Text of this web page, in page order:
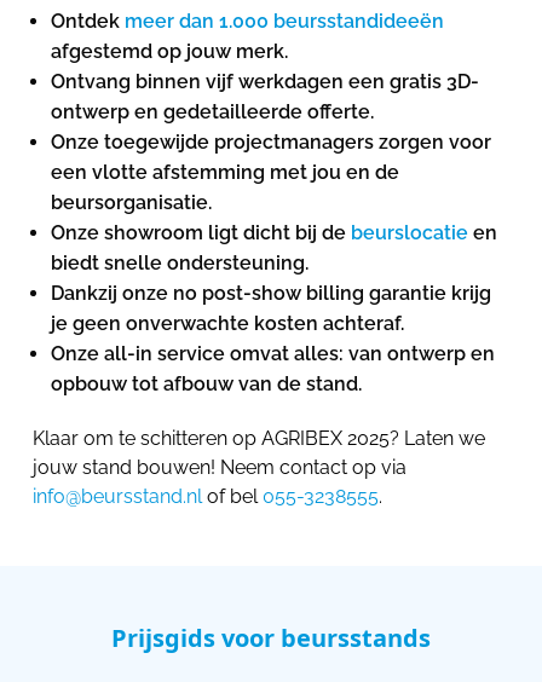
Ontdek meer dan 1.000 beursstandideeën
afgestemd op jouw merk.
Ontvang binnen vijf werkdagen een gratis 3D-
ontwerp en gedetailleerde offerte.
Onze toegewijde projectmanagers zorgen voor
een vlotte afstemming met jou en de
beursorganisatie.
Onze showroom ligt dicht bij de beurslocatie en
biedt snelle ondersteuning.
Dankzij onze no post-show billing garantie krijg
je geen onverwachte kosten achteraf.
Onze all-in service omvat alles: van ontwerp en
opbouw tot afbouw van de stand.
Klaar om te schitteren op AGRIBEX 2025? Laten we
jouw stand bouwen! Neem contact op via
info@beursstand.nlof bel055-3238555.
Prijsgids voor beursstands